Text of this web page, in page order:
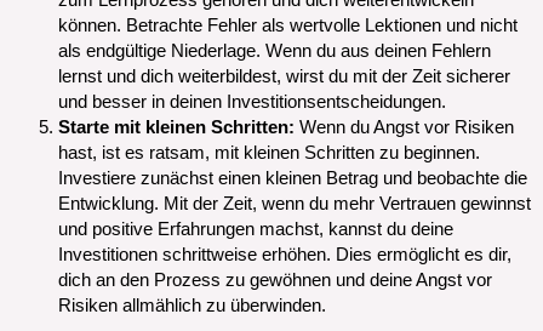
können. Betrachte Fehler als wertvolle Lektionen und nicht
als endgültige Niederlage. Wenn du aus deinen Fehlern
lernst und dich weiterbildest, wirst du mit der Zeit sicherer
und besser in deinen Investitionsentscheidungen.
Starte mit kleinen Schritten: Wenn du Angst vor Risiken
hast, ist es ratsam, mit kleinen Schritten zu beginnen.
Investiere zunächst einen kleinen Betrag und beobachte die
Entwicklung. Mit der Zeit, wenn du mehr Vertrauen gewinnst
und positive Erfahrungen machst, kannst du deine
Investitionen schrittweise erhöhen. Dies ermöglicht es dir,
dich an den Prozess zu gewöhnen und deine Angst vor
Risiken allmählich zu überwinden.